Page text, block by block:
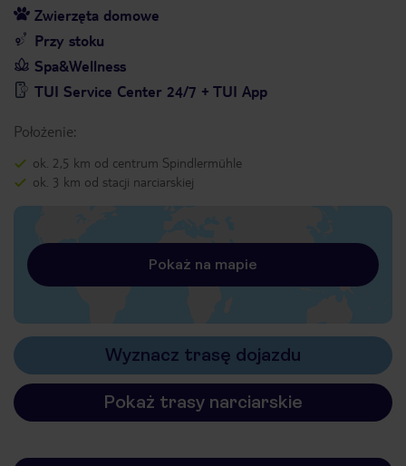
Zwierzęta domowe
Przy stoku
Spa&Wellness
TUI Service Center 24/7 + TUI App
Położenie:
ok. 2,5 km od centrum Spindlermühle
ok. 3 km od stacji narciarskiej
Pokaż na mapie
Wyznacz trasę dojazdu
Pokaż trasy narciarskie